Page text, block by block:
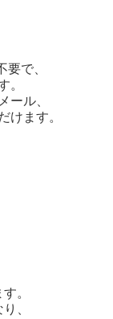
で、
。
ール、
けます。
。
、